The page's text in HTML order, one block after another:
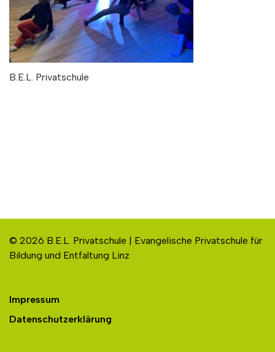
B.E.L. Privatschule
© 2026 B.E.L. Privatschule | Evangelische Privatschule für
Bildung und Entfaltung Linz
Impressum
Datenschutzerklärung